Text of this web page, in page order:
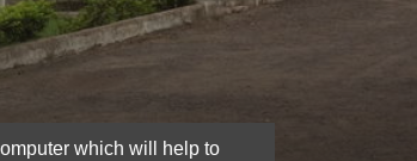
which will help to